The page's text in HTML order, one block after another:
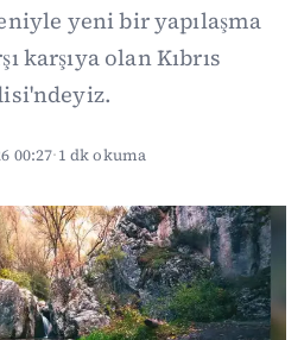
yeni bir yapılaşma
karşıya olan Kıbrıs
00:27·1 dk okuma